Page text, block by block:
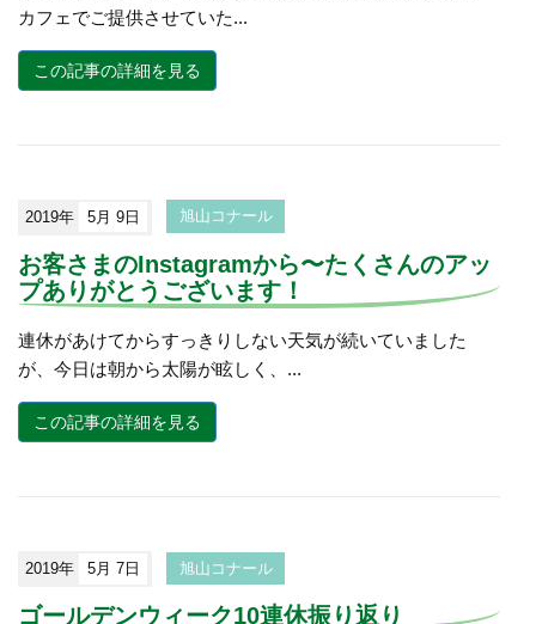
カフェでご提供させていた...
この記事の詳細を見る
2019年 5月 9日 旭山コナール
お客さまのInstagramから〜たくさんのアッ
プありがとうございます！
連休があけてからすっきりしない天気が続いていました
が、今日は朝から太陽が眩しく、...
この記事の詳細を見る
2019年 5月 7日 旭山コナール
ゴールデンウィーク10連休振り返り